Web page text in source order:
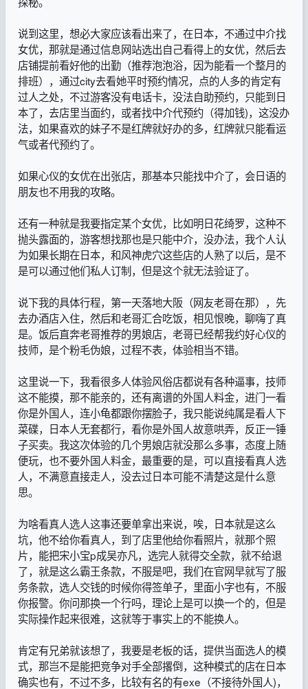
说到这里，想必大家应该看出来了，在日本，不通过中介找
女优，那就是通过信息网站选出自己看得上的女优，然后去
店铺提前看好他的出勤（推荐泡泡浴，因为能看一个整月的
排班），通过city去看她平时预约情况，点的人多的肯定有
过人之处，不过游客没有电话卡，没法自助预约，只能到日
本了，去店里当面约，或者找中介代预约（得加钱)，这没办
法，如果喜欢的妹子不是红牌就好办的多，红牌就只能看运
气或者代预约了。
如果心仪的女优在出张店，那基本只能找中介了，会日语的
朋友也不用我的攻略。
还有一种就是我要指定某个女优，比如明日花绮罗，这种不
抛头露面的，游客想找那也是只能中介，没办法，我个人认
为如果长期在日本，和风神虎穴这些店的人熟了以后，是不
是可以通过他们私人订制，但是这个就无法验证了。
说下我的具体行程，第一天落地大阪（网友老哥在那），先
去办酒店入住，然后和老哥汇合吃饭，相见恨晚，聊嗨了真
是。饭后直奔老哥推荐的男娘店，老哥已经帮我约好心仪的
技师，是个粉毛伪娘，过程不表，体验相当不错。
这里说一下，我看很多人体验风俗店都说有各种逼事，技师
这不能摸，那不能亲的，还有离谱的外国人料金，进门一看
你是外国人，连小龟都跟你摆脸子，我只能说纯属是看人下
菜碟，日本人无套都行，看你是外国人故意哄弄，反正一锤
子买卖。我这次体验的几个男娘店就没那么多事，态度上随
便玩，也不要外国人料金，最重要的是，可以直接看真人选
人，不满意直接走人，没去过日本可能不清楚这是什么意
思。
为啥看真人选人这事还要单拿出来说，唉，日本就是这么
坑，他不给你看真人，到了店里他给你看照片，就那个照
片，能把宋小宝p成吴亦凡，选完人就得交全款，就不给退
了，就是这么霸王条款，不服是吧，我们在官网早就写了服
务条款，选人交钱的时候你得签单子，里面小字也有，不服
你报警。你问那换一个行吗，理论上是可以换一个的，但是
实际操作起来很难，这就等于事实上的不能换人。
肯定有兄弟就该想了，我要是老板的话，提供当面选人的模
式，那岂不是能把竞争对手全部撂倒，这种模式的店在日本
确实也有，不过不多，比较有名的有exe（不接待外国人)，